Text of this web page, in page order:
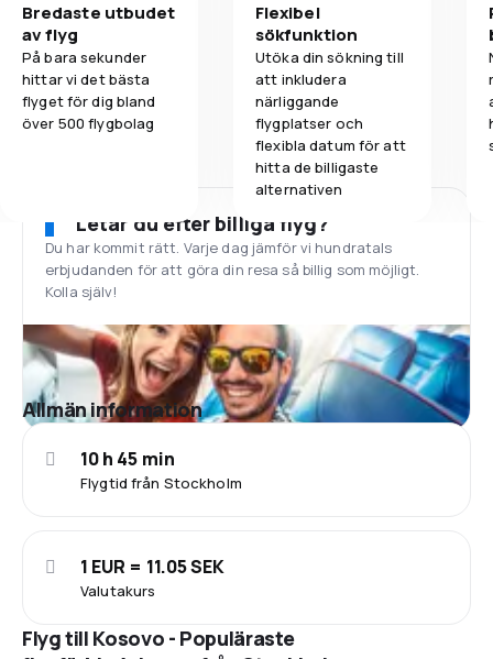
Bredaste utbudet
av flyg
På bara sekunder
hittar vi det bästa
flyget för dig bland
över 500 flygbolag
Flexibel
sökfunktion
Utöka din sökning till
att inkludera
närliggande
flygplatser och
flexibla datum för att
hitta de billigaste
alternativen
Letar du efter billiga flyg?
Du har kommit rätt. Varje dag jämför vi hundratals
erbjudanden för att göra din resa så billig som möjligt.
Kolla själv!
Allmän information
Flygtid från Stockholm
10 h 45 min
Valutakurs
1 EUR = 11.05 SEK
Flyg till Kosovo - Populäraste